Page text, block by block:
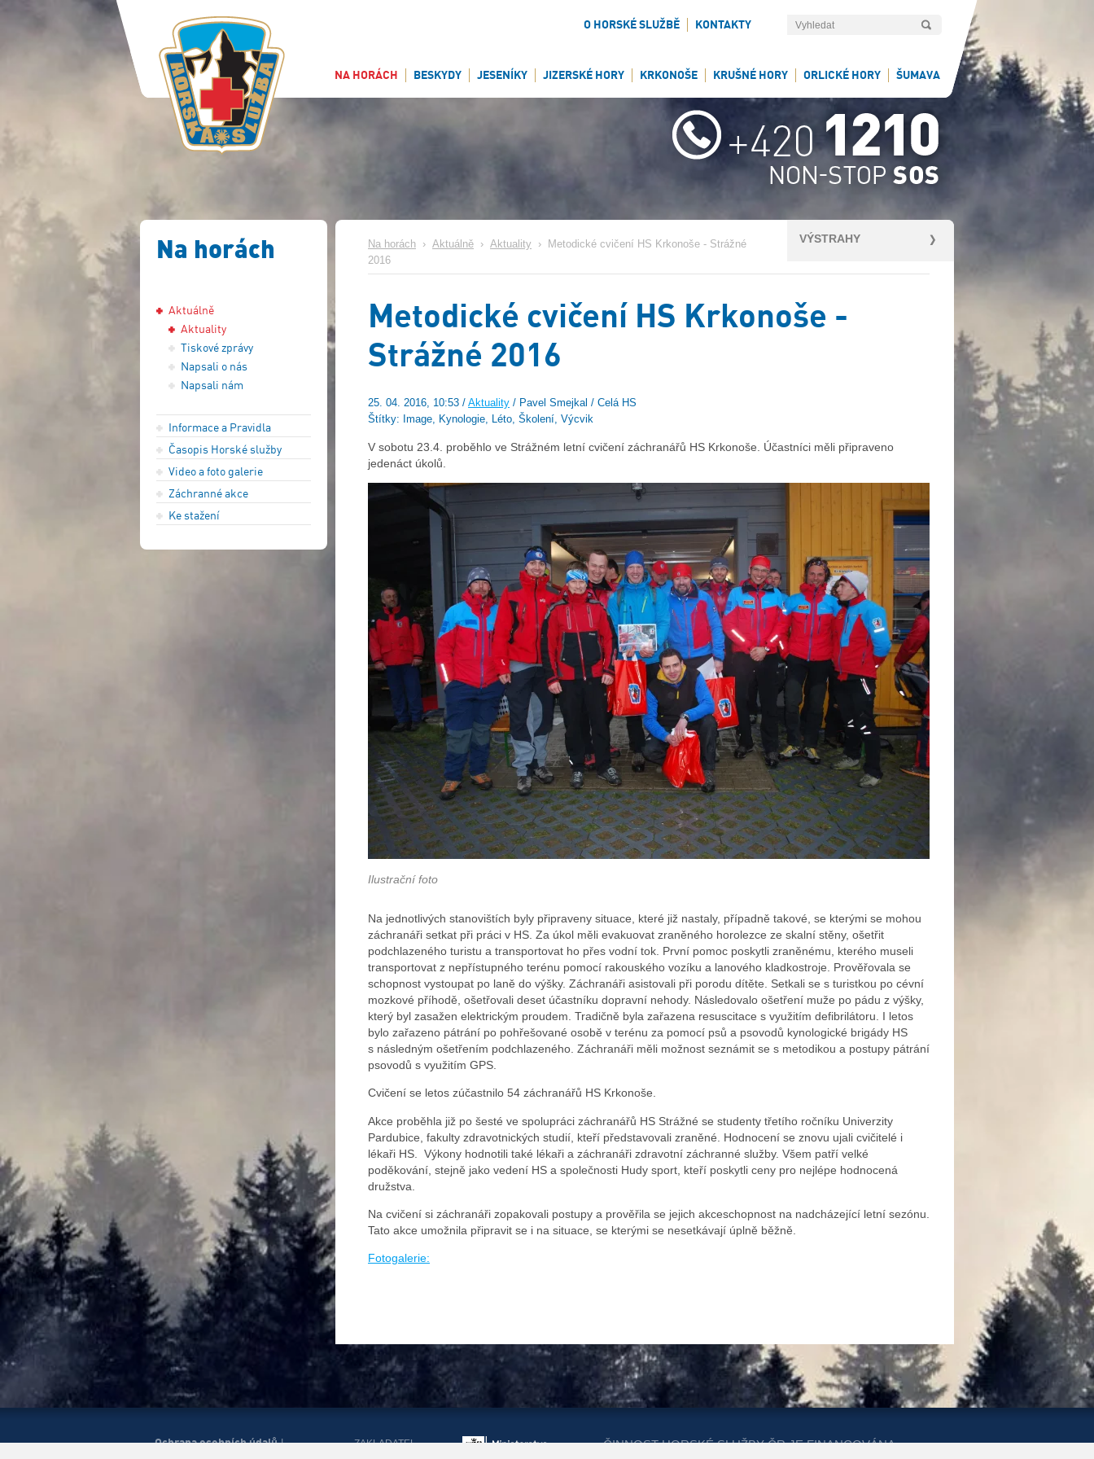
O HORSKÉ SLUŽBĚ KONTAKTY
NA HORÁCH BESKYDY JESENÍKY JIZERSKÉ HORY KRKONOŠE KRUŠNÉ HORY ORLICKÉ HORY ŠUMAVA
Na horách
Aktuálně
Aktuality
Tiskové zprávy
Napsali o nás
Napsali nám
Informace a Pravidla
Časopis Horské služby
Video a foto galerie
Záchranné akce
Ke stažení
VÝSTRAHY
Na horách › Aktuálně › Aktuality ›
Metodické cvičení HS Krkonoše - Strážné
2016
Metodické cvičení HS Krkonoše -
Strážné 2016
25. 04. 2016, 10:53 / Aktuality / Pavel Smejkal / Celá HS
Štítky: Image, Kynologie, Léto, Školení, Výcvik
V sobotu 23.4. proběhlo ve Strážném letní cvičení záchranářů HS Krkonoše. Účastníci měli připraveno
jedenáct úkolů.
Ilustrační foto
Na jednotlivých stanovištích byly připraveny situace, které již nastaly, případně takové, se kterými se mohou
záchranáři setkat při práci v HS. Za úkol měli evakuovat zraněného horolezce ze skalní stěny, ošetřit
podchlazeného turistu a transportovat ho přes vodní tok. První pomoc poskytli zraněnému, kterého museli
transportovat z nepřístupného terénu pomocí rakouského vozíku a lanového kladkostroje. Prověřovala se
schopnost vystoupat po laně do výšky. Záchranáři asistovali při porodu dítěte. Setkali se s turistkou po cévní
mozkové příhodě, ošetřovali deset účastníku dopravní nehody. Následovalo ošetření muže po pádu z výšky,
který byl zasažen elektrickým proudem. Tradičně byla zařazena resuscitace s využitím defibrilátoru. I letos
bylo zařazeno pátrání po pohřešované osobě v terénu za pomocí psů a psovodů kynologické brigády HS
s následným ošetřením podchlazeného. Záchranáři měli možnost seznámit se s metodikou a postupy pátrání
psovodů s využitím GPS.
Cvičení se letos zúčastnilo 54 záchranářů HS Krkonoše.
Akce proběhla již po šesté ve spolupráci záchranářů HS Strážné se studenty třetího ročníku Univerzity
Pardubice, fakulty zdravotnických studií, kteří představovali zraněné. Hodnocení se znovu ujali cvičitelé i
lékaři HS. Výkony hodnotili také lékaři a záchranáři zdravotní záchranné služby. Všem patří velké
poděkování, stejně jako vedení HS a společnosti Hudy sport, kteří poskytli ceny pro nejlépe hodnocená
družstva.
Na cvičení si záchranáři zopakovali postupy a prověřila se jejich akceschopnost na nadcházející letní sezónu.
Tato akce umožnila připravit se i na situace, se kterými se nesetkávají úplně běžně.
Fotogalerie:
Ochrana osobních údajů|
ZAKLADATEL
ČINNOST HORSKÉ SLUŽBY ČR JE FINANCOVÁNA